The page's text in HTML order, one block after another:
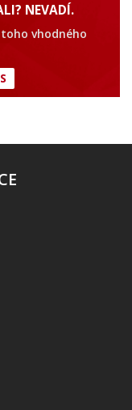
NEVADÍ.
vhodného